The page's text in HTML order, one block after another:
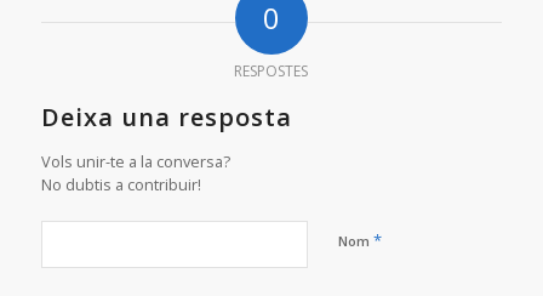
0
RESPOSTES
Deixa una resposta
Vols unir-te a la conversa?
No dubtis a contribuir!
Nom *